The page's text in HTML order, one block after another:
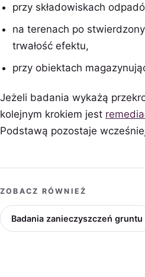
przy składowiskach
na terenach po
trwałość efektu,
przy obiektach
Jeżeli badania wykażą
kolejnym krokiem jest
Podstawą pozostaje
ZOBACZ RÓWNIEŻ
Badania zanieczyszczeń gruntu